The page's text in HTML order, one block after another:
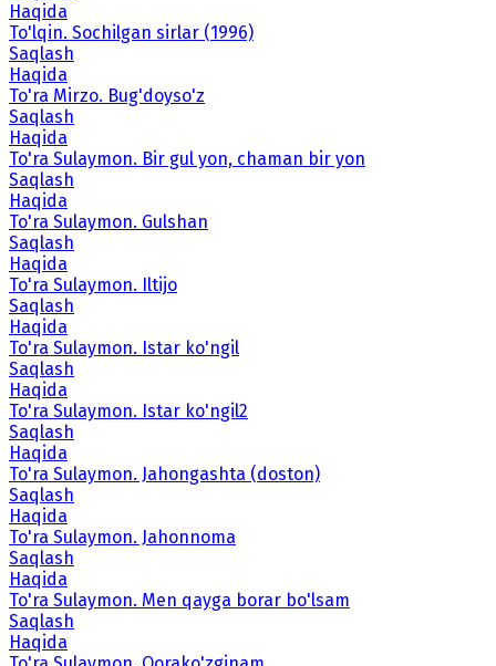
Haqida
To'lqin. Sochilgan sirlar (1996)
Saqlash
Haqida
To'ra Mirzo. Bug'doyso'z
Saqlash
Haqida
To'ra Sulaymon. Bir gul yon, chaman bir yon
Saqlash
Haqida
To'ra Sulaymon. Gulshan
Saqlash
Haqida
To'ra Sulaymon. Iltijo
Saqlash
Haqida
To'ra Sulaymon. Istar ko'ngil
Saqlash
Haqida
To'ra Sulaymon. Istar ko'ngil2
Saqlash
Haqida
To'ra Sulaymon. Jahongashta (doston)
Saqlash
Haqida
To'ra Sulaymon. Jahonnoma
Saqlash
Haqida
To'ra Sulaymon. Men qayga borar bo'lsam
Saqlash
Haqida